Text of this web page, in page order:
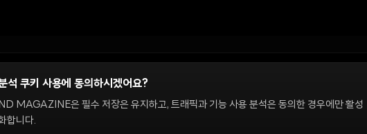
쿠키 설정
, 온체인 시장을 다룹니다. 편집팀은 독립적으로 운영되며, 필진은 이 사이트에서 다루는 디지털 자
석 쿠키 사용에 동의하시겠어요?
MAGAZINE은 필수 저장은 유지하고, 트래픽과 기능 사용 분석은 동의한 경우에만 활성
합니다.